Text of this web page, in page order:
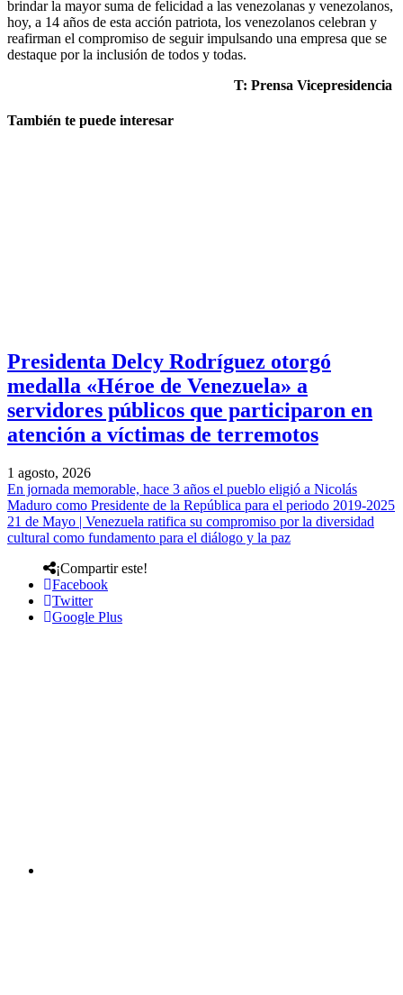
brindar la mayor suma de felicidad a las venezolanas y venezolanos,
hoy, a 14 años de esta acción patriota, los venezolanos celebran y
reafirman el compromiso de seguir impulsando una empresa que se
destaque por la inclusión de todos y todas.
T: Prensa Vicepresidencia
También te puede interesar
Presidenta Delcy Rodríguez otorgó
medalla «Héroe de Venezuela» a
servidores públicos que participaron en
atención a víctimas de terremotos
1 agosto, 2026
En jornada memorable, hace 3 años el pueblo eligió a Nicolás
Maduro como Presidente de la República para el periodo 2019-2025
21 de Mayo | Venezuela ratifica su compromiso por la diversidad
cultural como fundamento para el diálogo y la paz
¡Compartir este!
Facebook
Twitter
Google Plus